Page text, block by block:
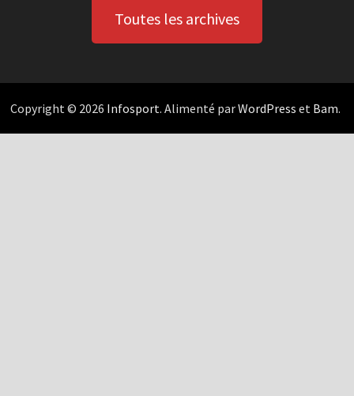
Toutes les archives
Copyright © 2026 Infosport. Alimenté parWordPress et Bam.